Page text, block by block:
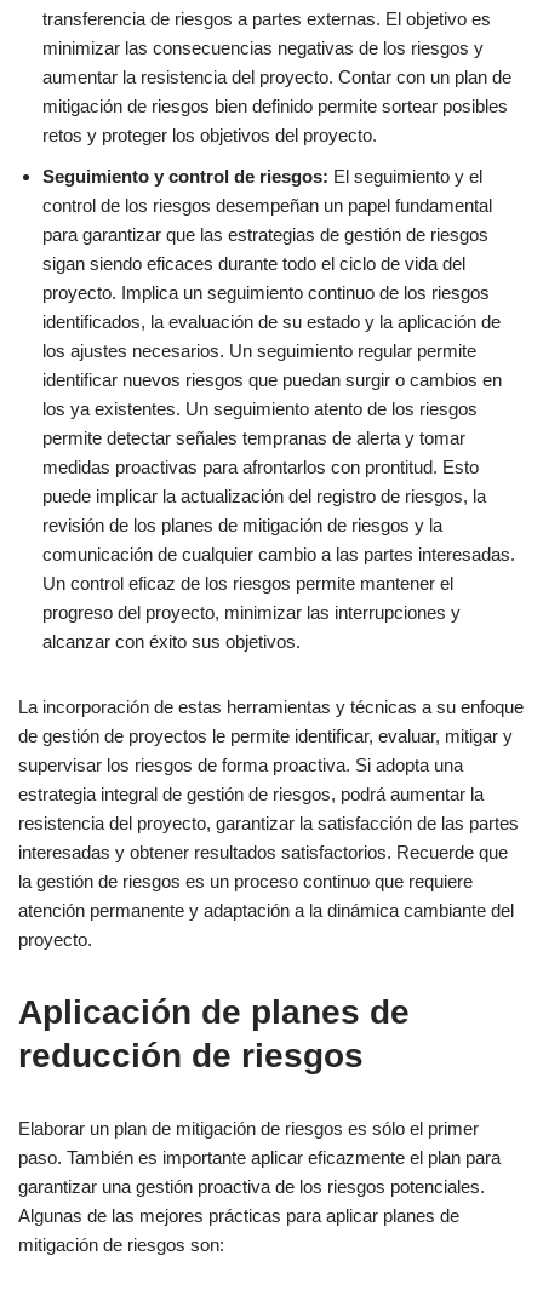
transferencia de riesgos a partes externas. El objetivo es
minimizar las consecuencias negativas de los riesgos y
aumentar la resistencia del proyecto. Contar con un plan de
mitigación de riesgos bien definido permite sortear posibles
retos y proteger los objetivos del proyecto.
Seguimiento y control de riesgos: El seguimiento y el
control de los riesgos desempeñan un papel fundamental
para garantizar que las estrategias de gestión de riesgos
sigan siendo eficaces durante todo el ciclo de vida del
proyecto. Implica un seguimiento continuo de los riesgos
identificados, la evaluación de su estado y la aplicación de
los ajustes necesarios. Un seguimiento regular permite
identificar nuevos riesgos que puedan surgir o cambios en
los ya existentes. Un seguimiento atento de los riesgos
permite detectar señales tempranas de alerta y tomar
medidas proactivas para afrontarlos con prontitud. Esto
puede implicar la actualización del registro de riesgos, la
revisión de los planes de mitigación de riesgos y la
comunicación de cualquier cambio a las partes interesadas.
Un control eficaz de los riesgos permite mantener el
progreso del proyecto, minimizar las interrupciones y
alcanzar con éxito sus objetivos.
La incorporación de estas herramientas y técnicas a su enfoque
de gestión de proyectos le permite identificar, evaluar, mitigar y
supervisar los riesgos de forma proactiva. Si adopta una
estrategia integral de gestión de riesgos, podrá aumentar la
resistencia del proyecto, garantizar la satisfacción de las partes
interesadas y obtener resultados satisfactorios. Recuerde que
la gestión de riesgos es un proceso continuo que requiere
atención permanente y adaptación a la dinámica cambiante del
proyecto.
Aplicación de planes de
reducción de riesgos
Elaborar un plan de mitigación de riesgos es sólo el primer
paso. También es importante aplicar eficazmente el plan para
garantizar una gestión proactiva de los riesgos potenciales.
Algunas de las mejores prácticas para aplicar planes de
mitigación de riesgos son: